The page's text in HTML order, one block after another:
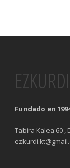
Fundado en
Tabira Kalea 60 ,